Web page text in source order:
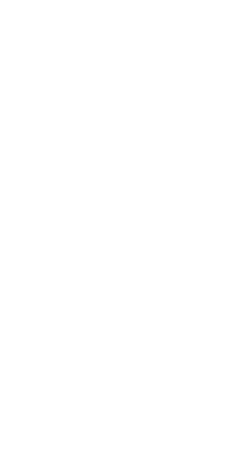
we ook weer
moet zijn
gesprekken
president van
debat van
nogal
toelichting
toegelicht, dit
invulling
kon voeren.